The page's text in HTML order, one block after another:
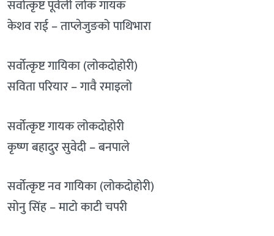
सर्वोत्कृष्ट पूर्वेली लोक गायक
केशव राई – ताप्लेजुङको पाथिभारा
सर्वोत्कृष्ट गायिका (लोकदोहोरी)
सविता परियार – गावै रमाइलो
सर्वोत्कृष्ट गायक लोकदोहोरी
कृष्ण बहादुर सुवेदी – बनपाले
सर्वोत्कृष्ट नव गायिका (लोकदोहोरी)
सोनु सिंह – माटो काटी चपरी